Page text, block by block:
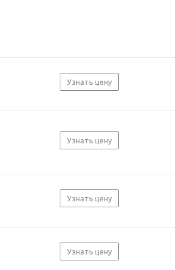
Узнать цену
Узнать цену
Узнать цену
Узнать цену